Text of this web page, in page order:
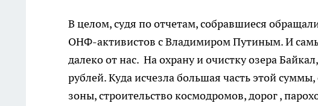
В целом, судя по отчетам, собравшиеся
ОНФ-активистов с Владимиром Путиным. И
далеко от нас. На охрану и очистку озера
рублей. Куда исчезла большая часть этой
зоны, строительство космодромов, дорог ,